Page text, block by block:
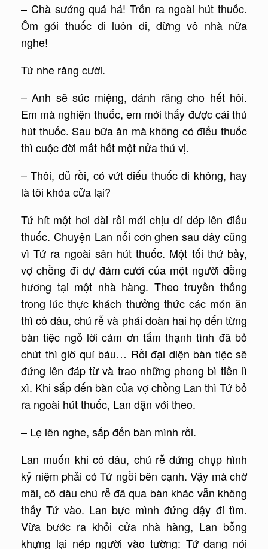
– Chà sướng quá há! Trốn ra ngoài hút thuốc.
Ôm gói thuốc đi luôn đi, đừng vô nhà nữa
nghe!
Tứ nhe răng cười.
– Anh sẽ súc miệng, đánh răng cho hết hôi.
Em mà nghiện thuốc, em mới thấy được cái thú
hút thuốc. Sau bữa ăn mà không có điếu thuốc
thì cuộc đời mất hết một nửa thú vị.
– Thôi, đủ rồi, có vứt điếu thuốc đi không, hay
là tôi khóa cửa lại?
Tứ hít một hơi dài rồi mới chịu dí dép lên điếu
thuốc. Chuyện Lan nổi cơn ghen sau đây cũng
vì Tứ ra ngoài sân hút thuốc. Một tối thứ bảy,
vợ chồng đi dự đám cưới của một người đồng
hương tại một nhà hàng. Theo truyền thống
trong lúc thực khách thưởng thức các món ăn
thì cô dâu, chú rễ và phái đoàn hai họ đến từng
bàn tiệc ngỏ lời cám ơn tấm thạnh tình đã bỏ
chút thì giờ quí báu… Rồi đại diện bàn tiệc sẽ
đứng lên đáp từ và trao những phong bì tiền lì
xì. Khi sắp đến bàn của vợ chồng Lan thì Tứ bỏ
ra ngoài hút thuốc, Lan dặn với theo.
– Lẹ lên nghe, sắp đến bàn mình rồi.
Lan muốn khi cô dâu, chú rễ đứng chụp hình
kỷ niệm phải có Tứ ngồi bên cạnh. Vậy mà chờ
mãi, cô dâu chú rễ đã qua bàn khác vẫn không
thấy Tứ vào. Lan bực mình đứng dậy đi tìm.
Vừa bước ra khỏi cửa nhà hàng, Lan bỗng
khựng lại nép người vào tường: Tứ đang nói